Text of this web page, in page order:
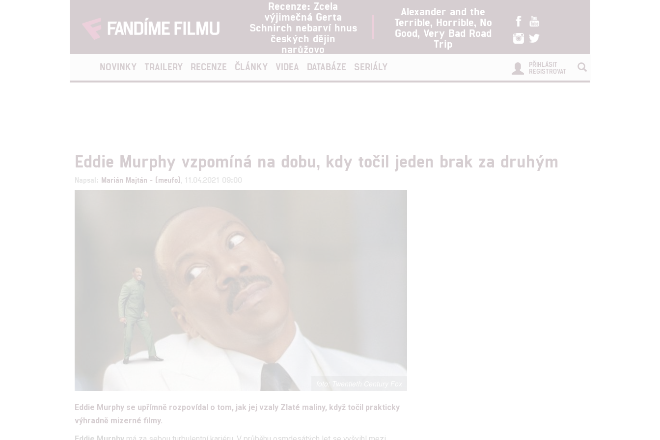
Recenze: Zcela
výjimečná Gerta
Schnirch nebarví hnus
českých dějin
narůžovo
Alexander and the
Terrible, Horrible, No
Good, Very Bad Road
Trip
NOVINKY TRAILERY RECENZE ČLÁNKY VIDEA DATABÁZE SERIÁLY
PŘIHLÁSIT
REGISTROVAT
Eddie Murphy vzpomíná na dobu, kdy točil jeden brak za druhým
Napsal: Marián Majtán - (meufo) , 11.04.2021 09:00
Eddie Murphy se upřímně rozpovídal o tom, jak jej vzaly Zlaté maliny, když točil prakticky
výhradně mizerné filmy.